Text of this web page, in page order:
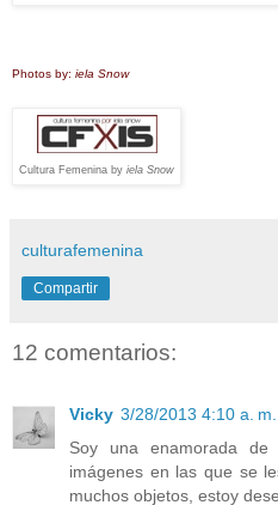
Photos by: iela Snow
Cultura Femenina by iela Snow
culturafemenina
Compartir
12 comentarios:
Vicky 3/28/2013 4:10 a. m.
Soy una enamorada
imágenes en las que se
muchos objetos, estoy